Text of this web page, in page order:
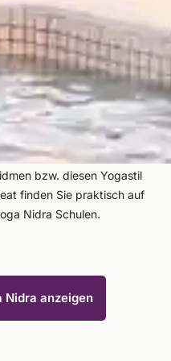
einen Zustand zwischen
Tiefenentspannung für
können Sie sich optimal von
befreien. Egal, ob
oder als Geübter, bei einem
fernab vom Alltagsstress
bzw. diesen Yogastil
finden Sie praktisch auf
Nidra Schulen.
Nidra anzeigen